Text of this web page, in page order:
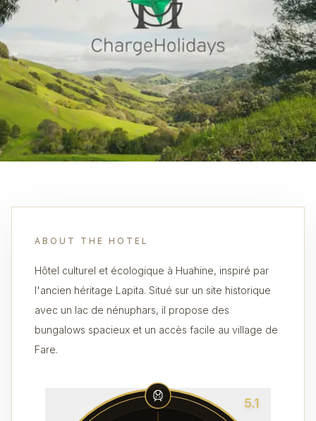
ABOUT THE HOTEL
Hôtel culturel et écologique à Huahine, inspiré par
l'ancien héritage Lapita. Situé sur un site historique
avec un lac de nénuphars, il propose des
bungalows spacieux et un accès facile au village de
Fare.
5.1